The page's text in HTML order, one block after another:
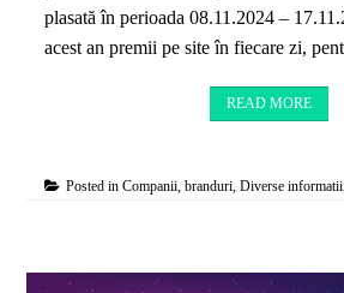
plasată în perioada 08.11.2024 –
acest an premii pe site în fiecare zi,
READ MORE
Posted inCompanii, branduri,Diverse informatii